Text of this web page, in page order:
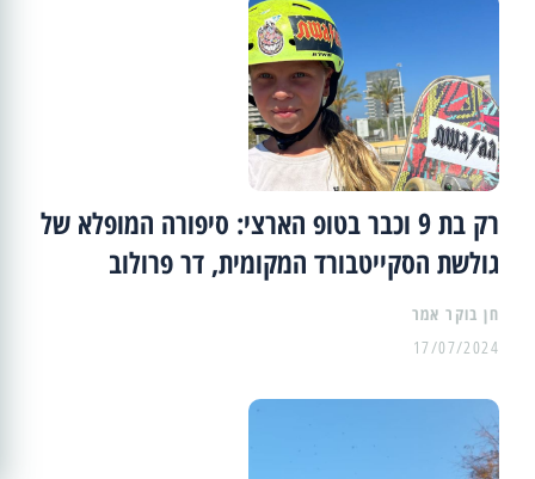
רק בת 9 וכבר בטופ הארצי: סיפורה המופלא של
גולשת הסקייטבורד המקומית, דר פרולוב
17/07/2024